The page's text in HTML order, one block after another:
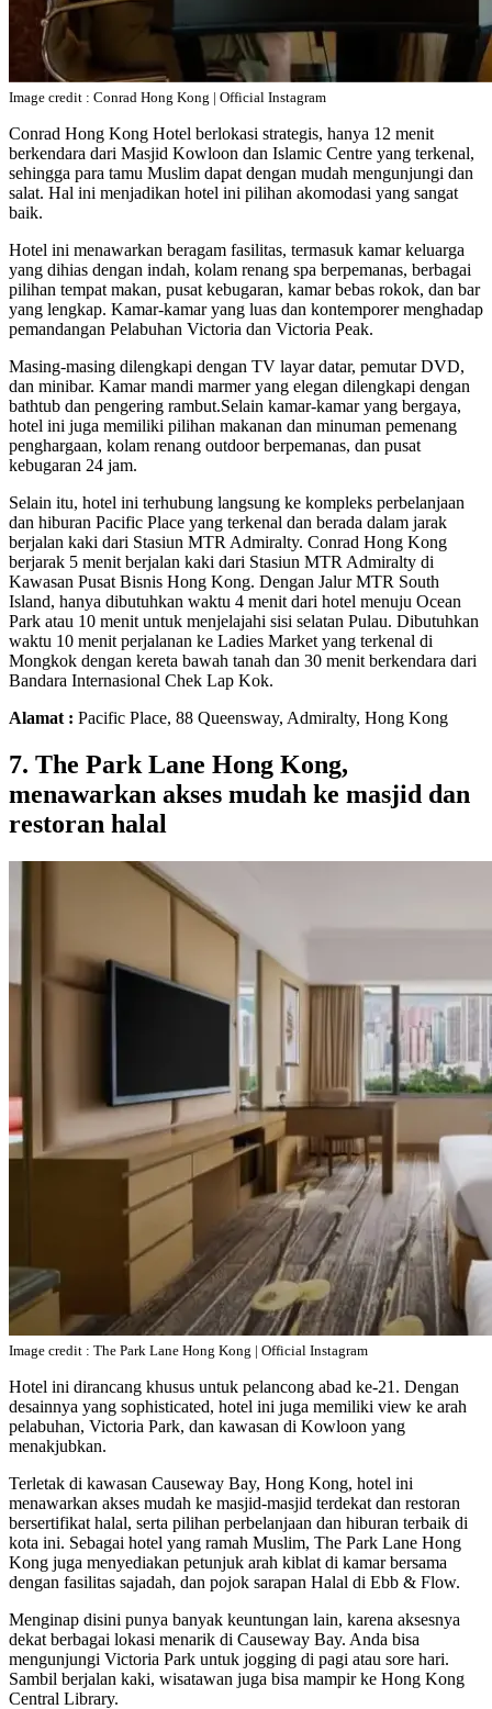
Image credit : Conrad Hong Kong | Official Instagram
Conrad Hong Kong Hotel berlokasi strategis, hanya 12 menit
berkendara dari Masjid Kowloon dan Islamic Centre yang terkenal,
sehingga para tamu Muslim dapat dengan mudah mengunjungi dan
salat. Hal ini menjadikan hotel ini pilihan akomodasi yang sangat
baik.
Hotel ini menawarkan beragam fasilitas, termasuk kamar keluarga
yang dihias dengan indah, kolam renang spa berpemanas, berbagai
pilihan tempat makan, pusat kebugaran, kamar bebas rokok, dan bar
yang lengkap. Kamar-kamar yang luas dan kontemporer menghadap
pemandangan Pelabuhan Victoria dan Victoria Peak.
Masing-masing dilengkapi dengan TV layar datar, pemutar DVD,
dan minibar. Kamar mandi marmer yang elegan dilengkapi dengan
bathtub dan pengering rambut.Selain kamar-kamar yang bergaya,
hotel ini juga memiliki pilihan makanan dan minuman pemenang
penghargaan, kolam renang outdoor berpemanas, dan pusat
kebugaran 24 jam.
Selain itu, hotel ini terhubung langsung ke kompleks perbelanjaan
dan hiburan Pacific Place yang terkenal dan berada dalam jarak
berjalan kaki dari Stasiun MTR Admiralty. Conrad Hong Kong
berjarak 5 menit berjalan kaki dari Stasiun MTR Admiralty di
Kawasan Pusat Bisnis Hong Kong. Dengan Jalur MTR South
Island, hanya dibutuhkan waktu 4 menit dari hotel menuju Ocean
Park atau 10 menit untuk menjelajahi sisi selatan Pulau. Dibutuhkan
waktu 10 menit perjalanan ke Ladies Market yang terkenal di
Mongkok dengan kereta bawah tanah dan 30 menit berkendara dari
Bandara Internasional Chek Lap Kok.
Alamat : Pacific Place, 88 Queensway, Admiralty, Hong Kong
7. The Park Lane Hong Kong,
menawarkan akses mudah ke masjid dan
restoran halal
Image credit : The Park Lane Hong Kong | Official Instagram
Hotel ini dirancang khusus untuk pelancong abad ke-21. Dengan
desainnya yang sophisticated, hotel ini juga memiliki view ke arah
pelabuhan, Victoria Park, dan kawasan di Kowloon yang
menakjubkan.
Terletak di kawasan Causeway Bay, Hong Kong, hotel ini
menawarkan akses mudah ke masjid-masjid terdekat dan restoran
bersertifikat halal, serta pilihan perbelanjaan dan hiburan terbaik di
kota ini. Sebagai hotel yang ramah Muslim, The Park Lane Hong
Kong juga menyediakan petunjuk arah kiblat di kamar bersama
dengan fasilitas sajadah, dan pojok sarapan Halal di Ebb & Flow.
Menginap disini punya banyak keuntungan lain, karena aksesnya
dekat berbagai lokasi menarik di Causeway Bay. Anda bisa
mengunjungi Victoria Park untuk jogging di pagi atau sore hari.
Sambil berjalan kaki, wisatawan juga bisa mampir ke Hong Kong
Central Library.